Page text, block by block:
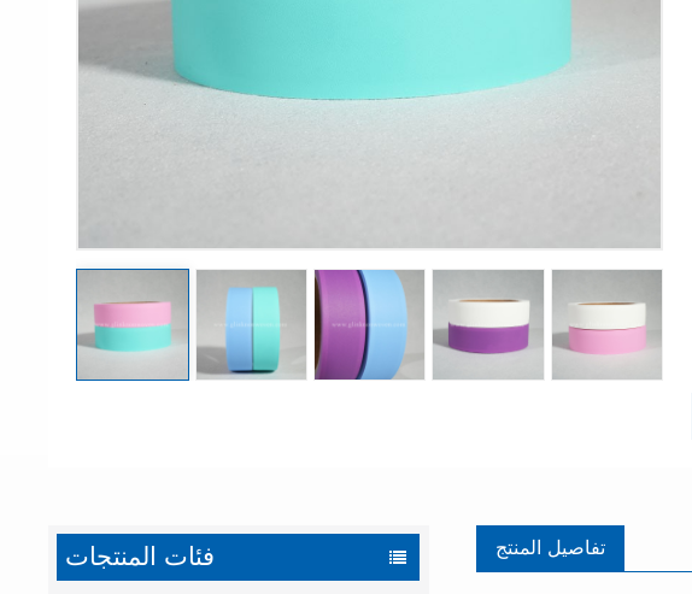
فئات المنتجات تفاصيل المنتج